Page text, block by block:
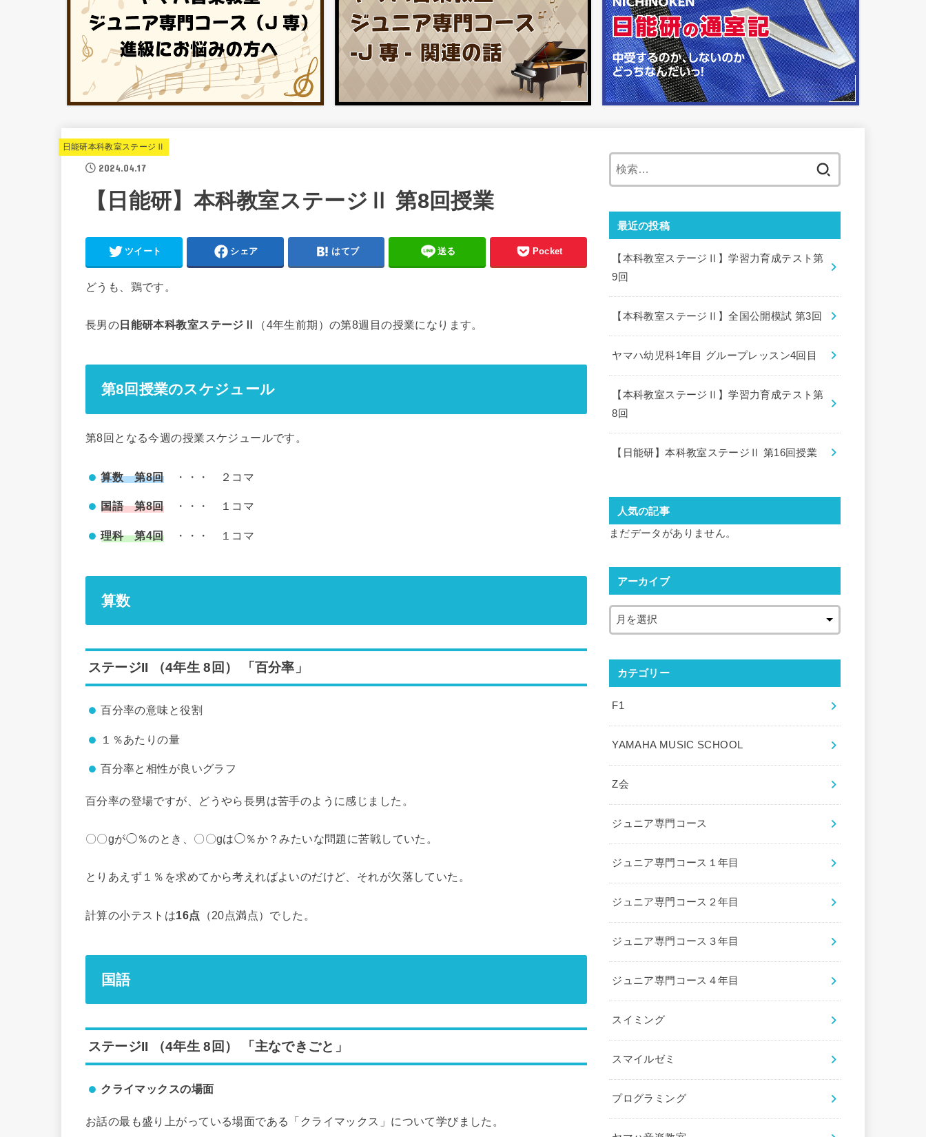
日能研本科教室ステージⅡ
2024.04.17
【日能研】本科教室ステージⅡ 第8回授業
ツイート シェア はてブ 送る Pocket
どうも、鶏です。
長男の日能研本科教室ステージⅡ （4年生前期）の第8週目の授業になります。
第8回授業のスケジュール
第8回となる今週の授業スケジュールです。
算数 第8回・・・ ２コマ
国語 第8回・・・ １コマ
理科 第4回・・・ １コマ
算数
ステージII （4年生 8回） 「百分率」
百分率の意味と役割
１％あたりの量
百分率と相性が良いグラフ
百分率の登場ですが、どうやら長男は苦手のように感じました。
〇〇gが◯％のとき、〇〇gは◯％か？みたいな問題に苦戦していた。
とりあえず１％を求めてから考えればよいのだけど、それが欠落していた。
計算の小テストは16点 （20点満点）でした。
国語
ステージII （4年生 8回） 「主なできごと」
クライマックスの場面
お話の最も盛り上がっている場面である「クライマックス」について学びました。
最近の投稿
【本科教室ステージⅡ】学習力育成テスト第
9回
【本科教室ステージⅡ】全国公開模試 第3回
ヤマハ幼児科1年目 グループレッスン4回目
【本科教室ステージⅡ】学習力育成テスト第
8回
【日能研】本科教室ステージⅡ 第16回授業
人気の記事
まだデータがありません。
アーカイブ
カテゴリー
F1
YAMAHA MUSIC SCHOOL
Z会
ジュニア専門コース
ジュニア専門コース１年目
ジュニア専門コース２年目
ジュニア専門コース３年目
ジュニア専門コース４年目
スイミング
スマイルゼミ
プログラミング